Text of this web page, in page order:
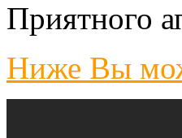
Приятного
Ниже Вы